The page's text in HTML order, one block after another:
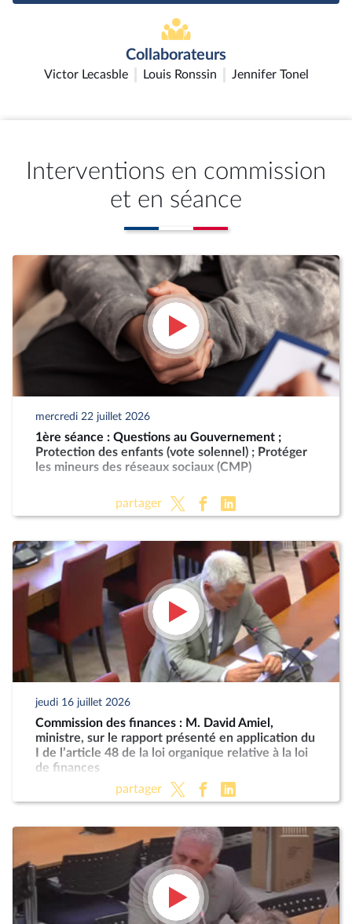
Collaborateurs
Victor Lecasble Louis Ronssin Jennifer Tonel
Interventions en commission
et en séance
mercredi 22 juillet 2026
1ère séance : Questions au Gouvernement ;
Protection des enfants (vote solennel) ; Protéger
les mineurs des réseaux sociaux (CMP)
partager
jeudi 16 juillet 2026
Commission des finances : M. David Amiel,
ministre, sur le rapport présenté en application du
I de l’article 48 de la loi organique relative à la loi
de finances
partager